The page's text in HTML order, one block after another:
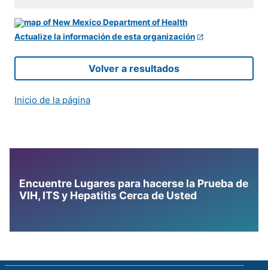
Actualize la información de esta organización
Volver a resultados
Inicio de la página
Encuentre Lugares para hacerse la Prueba de
VIH, ITS y Hepatitis Cerca de Usted